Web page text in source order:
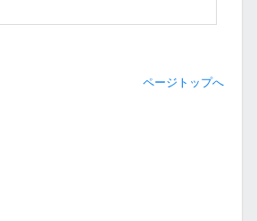
ページトップへ